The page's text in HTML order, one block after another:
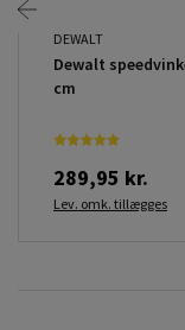
DEWALT
Dewalt
cm
289,95 kr.
Lev. omk. tillægges